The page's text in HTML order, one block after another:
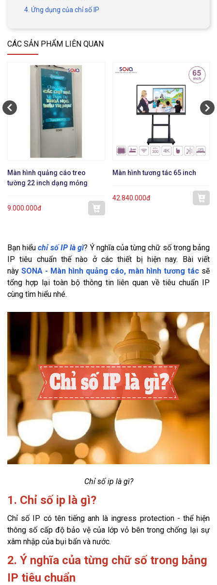
4. Ứng dụng của chỉ số IP
CÁC SẢN PHẨM LIÊN QUAN
Màn hình quảng cáo treo
tường 22 inch dạng mỏng
9.000.000đ
Màn hình tương tác 65 inch
42.840.000đ
Bạn hiểuchỉ số IP là gì? Ý nghĩa của từng chữ số trong bảng
IP tiêu chuẩn thế nào ở các thiết bị hiện nay. Bài viết
này SONA - Màn hình quảng cáo, màn hình tương tác sẽ
tổng hợp lại toàn bộ thông tin liên quan về tiêu chuẩn IP
cùng tìm hiểu nhé.
Chỉ số ip là gì?
1. Chỉ số ip là gì?
Chỉ số IP có tên tiếng anh là ingress protection - thể hiện
thông số cấp độ bảo vệ của lớp vỏ bên trong chống lại sự
xâm nhập của bụi bẩn và nước.
2. Ý nghĩa của từng chữ số trong bảng
IP tiêu chuẩn